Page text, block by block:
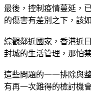
最後，控制疫情蔓延，
的傷害有差別之下，該
綜觀鄰近國家，香港近
封城的生活管理，那怕
這些問題的一一排除與
有再一次難得的檢討機